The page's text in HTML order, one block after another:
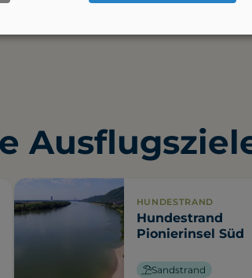
HUNDESTRAND
Hundestrand
Pionierinsel Süd
Sandstrand